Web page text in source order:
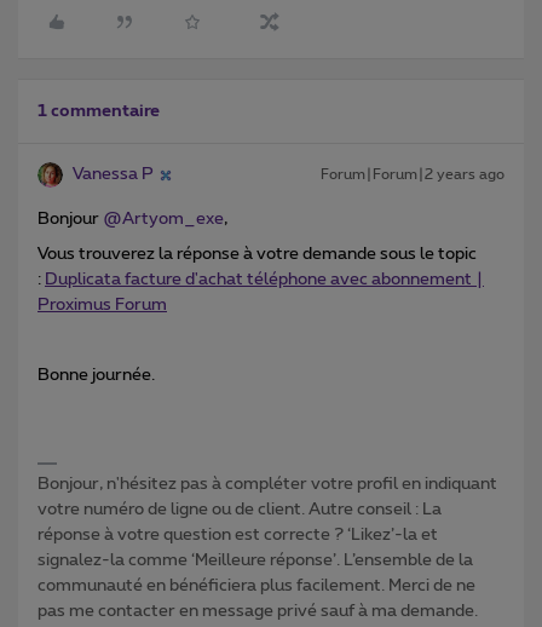
1 commentaire
Vanessa P Forum|Forum|2 years ago
Bonjour @Artyom_exe,
Vous trouverez la réponse à votre demande sous le topic
: Duplicata facture d'achat téléphone avec abonnement |
Proximus Forum
Bonne journée.
Bonjour, n'hésitez pas à compléter votre profil en indiquant
votre numéro de ligne ou de client. Autre conseil : La
réponse à votre question est correcte ? ‘Likez’-la et
signalez-la comme ‘Meilleure réponse’. L’ensemble de la
communauté en bénéficiera plus facilement. Merci de ne
pas me contacter en message privé sauf à ma demande.